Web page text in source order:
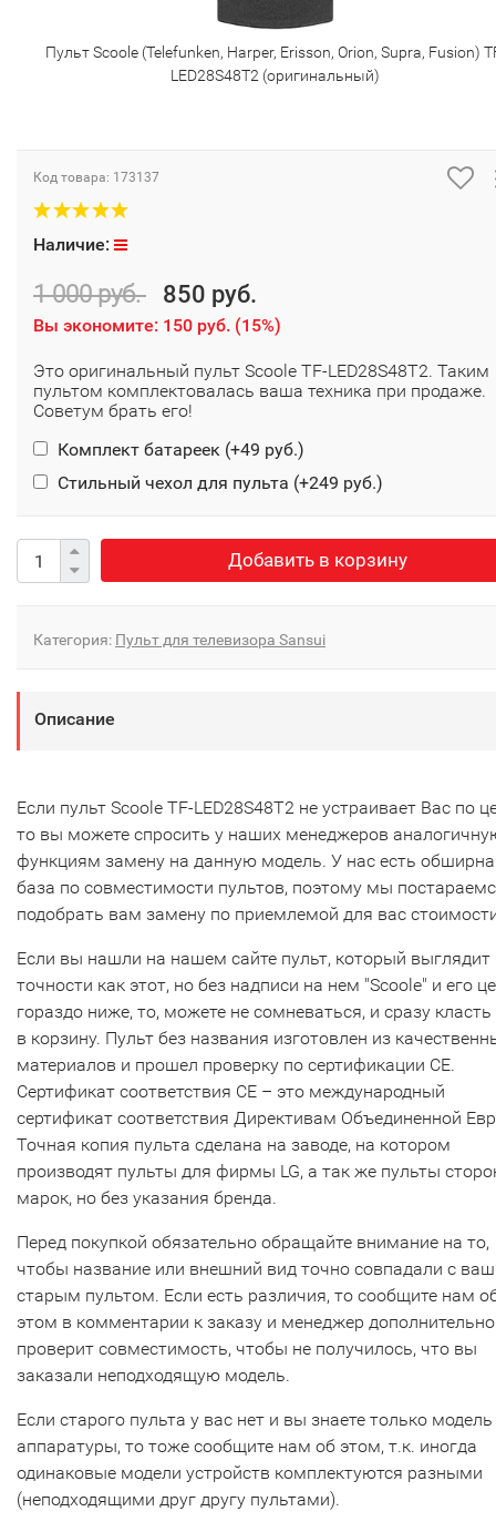
Пульт Scoole (Telefunken, Harper, Erisson, Orion, Supra, Fusion)
LED28S48T2 (оригинальный)
Код товара: 173137
Наличие:
1 000 руб. 850 руб.
Вы экономите: 150 руб. (15%)
Это оригинальный пульт Scoole TF-LED28S48T2. Таким
пультом комплектовалась ваша техника при продаже.
Советум брать его!
Комплект батареек (+49 руб.)
Стильный чехол для пульта (+249 руб.)
Добавить в корзину
Категория: Пульт для телевизора Sansui
Описание
Если пульт Scoole TF-LED28S48T2 не устраивает Вас по
то вы можете спросить у наших менеджеров
функциям замену на данную модель. У нас есть
база по совместимости пультов, поэтому мы
подобрать вам замену по приемлемой для вас
Если вы нашли на нашем сайте пульт, который выглядит
точности как этот, но без надписи на нем "Scoole" и его
гораздо ниже, то, можете не сомневаться, и сразу класть
в корзину. Пульт без названия изготовлен из
материалов и прошел проверку по сертификации CE.
Сертификат соответствия СЕ – это международный
сертификат соответствия Директивам Объединенной
Точная копия пульта сделана на заводе, на котором
производят пульты для фирмы LG, а так же пульты
марок, но без указания бренда.
Перед покупкой обязательно обращайте внимание на то,
чтобы название или внешний вид точно совпадали с
старым пультом. Если есть различия, то сообщите нам
этом в комментарии к заказу и менеджер дополнительно
проверит совместимость, чтобы не получилось, что вы
заказали неподходящую модель.
Если старого пульта у вас нет и вы знаете только модель
аппаратуры, то тоже сообщите нам об этом, т.к. иногда
одинаковые модели устройств комплектуются разными
(неподходящими друг другу пультами).